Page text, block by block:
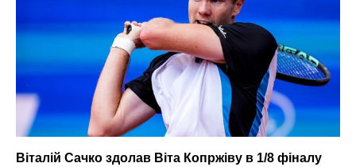
Віталій Сачко здолав Віта Копржіву в 1/8 фіналу